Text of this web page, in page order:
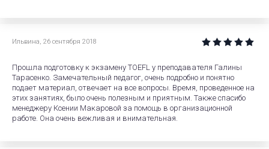
Ильвина, 26 сентября 2018
Прошла подготовку к экзамену TOEFL у преподавателя Галины
Тарасенко. Замечательный педагог, очень подробно и понятно
подает материал, отвечает на все вопросы. Время, проведенное на
этих занятиях, было очень полезным и приятным. Также спасибо
менеджеру Ксении Макаровой за помощь в организационной
работе. Она очень вежливая и внимательная.